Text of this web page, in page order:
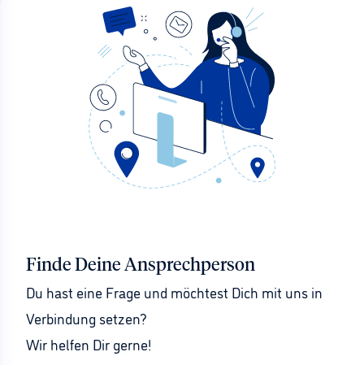
Finde Deine Ansprechperson
Du hast eine Frage und möchtest Dich mit uns in
Verbindung setzen?
Wir helfen Dir gerne!